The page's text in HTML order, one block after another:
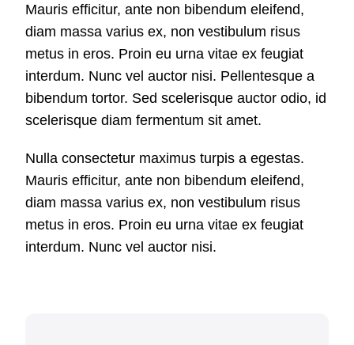
Mauris efficitur, ante non bibendum eleifend,
diam massa varius ex, non vestibulum risus
metus in eros. Proin eu urna vitae ex feugiat
interdum. Nunc vel auctor nisi. Pellentesque a
bibendum tortor. Sed scelerisque auctor odio, id
scelerisque diam fermentum sit amet.
Nulla consectetur maximus turpis a egestas.
Mauris efficitur, ante non bibendum eleifend,
diam massa varius ex, non vestibulum risus
metus in eros. Proin eu urna vitae ex feugiat
interdum. Nunc vel auctor nisi.